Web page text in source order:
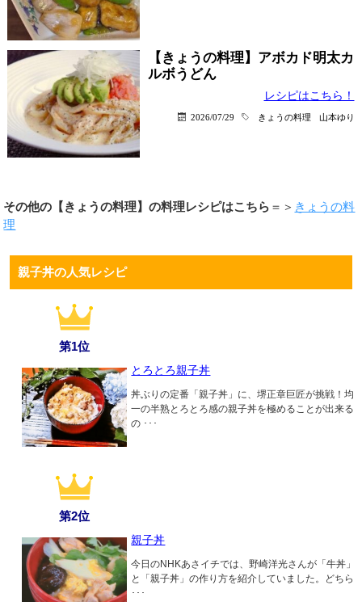
【きょうの料理】アボカド明太カ
ルボうどん
レシピはこちら！
2026/07/29 きょうの料理 山本ゆり
その他の【きょうの料理】の料理レシピはこちら ＝＞ きょうの料
理
親子丼の人気レシピ
第1位
とろとろ親子丼
丼ぶりの定番「親子丼」に、堺正章巨匠が挑戦！均
一の半熟とろとろ感の親子丼を極めることが出来る
の ･･･
第2位
親子丼
今日のNHKあさイチでは、野崎洋光さんが「牛丼」
と「親子丼」の作り方を紹介していました。どちら
･･･